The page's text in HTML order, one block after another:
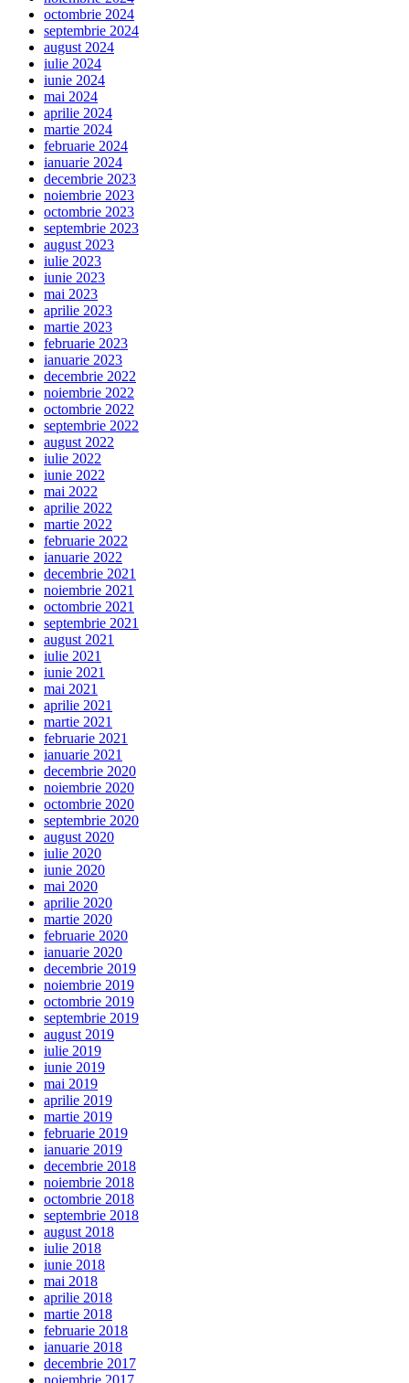
octombrie 2024
septembrie 2024
august 2024
iulie 2024
iunie 2024
mai 2024
aprilie 2024
martie 2024
februarie 2024
ianuarie 2024
decembrie 2023
noiembrie 2023
octombrie 2023
septembrie 2023
august 2023
iulie 2023
iunie 2023
mai 2023
aprilie 2023
martie 2023
februarie 2023
ianuarie 2023
decembrie 2022
noiembrie 2022
octombrie 2022
septembrie 2022
august 2022
iulie 2022
iunie 2022
mai 2022
aprilie 2022
martie 2022
februarie 2022
ianuarie 2022
decembrie 2021
noiembrie 2021
octombrie 2021
septembrie 2021
august 2021
iulie 2021
iunie 2021
mai 2021
aprilie 2021
martie 2021
februarie 2021
ianuarie 2021
decembrie 2020
noiembrie 2020
octombrie 2020
septembrie 2020
august 2020
iulie 2020
iunie 2020
mai 2020
aprilie 2020
martie 2020
februarie 2020
ianuarie 2020
decembrie 2019
noiembrie 2019
octombrie 2019
septembrie 2019
august 2019
iulie 2019
iunie 2019
mai 2019
aprilie 2019
martie 2019
februarie 2019
ianuarie 2019
decembrie 2018
noiembrie 2018
octombrie 2018
septembrie 2018
august 2018
iulie 2018
iunie 2018
mai 2018
aprilie 2018
martie 2018
februarie 2018
ianuarie 2018
decembrie 2017
noiembrie 2017